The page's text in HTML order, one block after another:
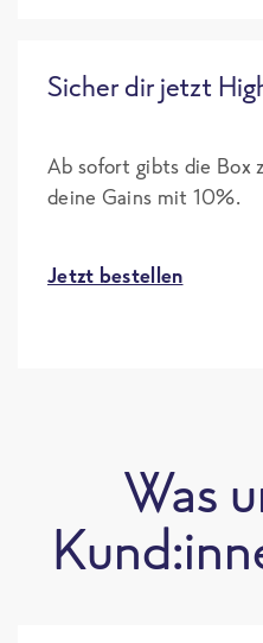
Sicher dir jetzt
Ab sofort gibts die Box
deine Gains mit 10%.
Jetzt bestellen
Was